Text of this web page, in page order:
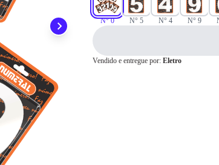
N° 0 N° 5 N° 4 N° 9
Vendido e entregue por: Eletro